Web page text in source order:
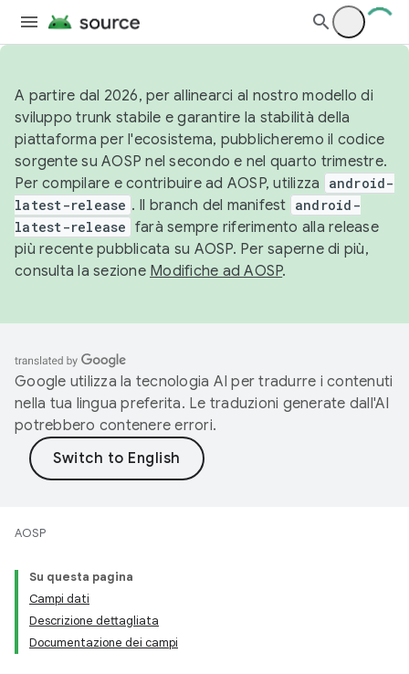
A partire dal 2026, per allinearci al nostro modello di
sviluppo trunk stabile e garantire la stabilità della
piattaforma per l'ecosistema, pubblicheremo il codice
sorgente su AOSP nel secondo e nel quarto trimestre.
Per compilare e contribuire ad AOSP, utilizza
android-
latest-release . Il branch del manifest android-
latest-release farà sempre riferimento alla release
più recente pubblicata su AOSP. Per saperne di più,
consulta la sezione Modifiche ad AOSP.
Google utilizza la tecnologia AI per tradurre i contenuti
nella tua lingua preferita. Le traduzioni generate dall'AI
potrebbero contenere errori.
AOSP
Su questa pagina
Campi dati
Descrizione dettagliata
Documentazione dei campi